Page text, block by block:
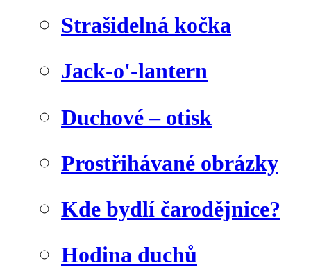
Strašidelná kočka
Jack-o'-lantern
Duchové – otisk
Prostřihávané obrázky
Kde bydlí čarodějnice?
Hodina duchů